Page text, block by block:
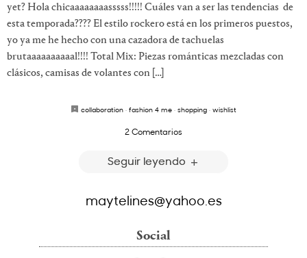
yet? Hola chicaaaaaaaasssss!!!!! Cuáles van a ser las tendencias de
esta temporada???? El estilo rockero está en los primeros puestos,
yo ya me he hecho con una cazadora de tachuelas
brutaaaaaaaaaal!!!! Total Mix: Piezas románticas mezcladas con
clásicos, camisas de volantes con […]
collaboration · fashion 4 me · shopping · wishlist
2 Comentarios
Seguir leyendo
maytelines@yahoo.es
Social